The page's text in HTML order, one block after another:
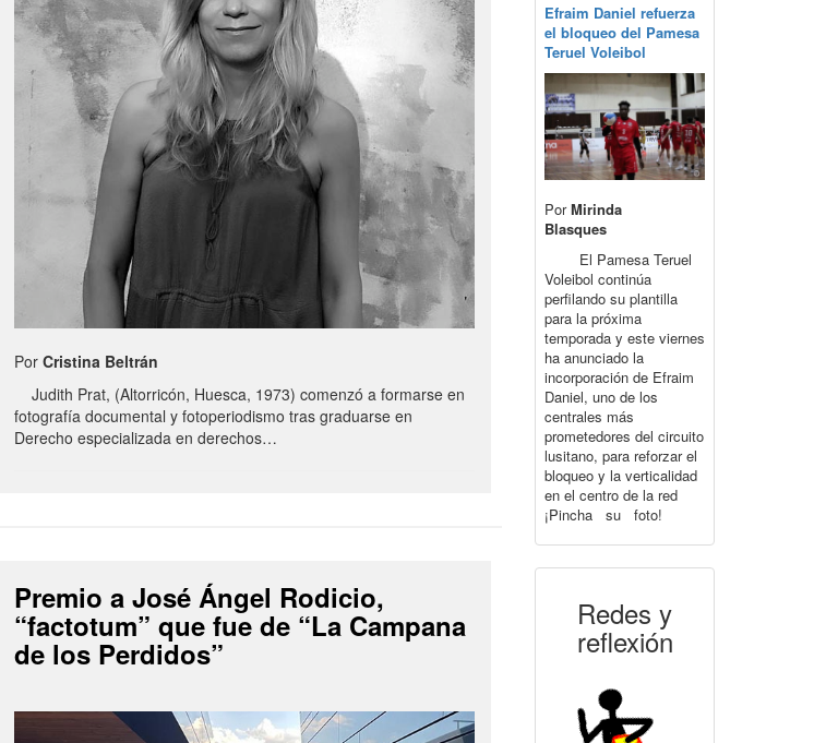
PorCristina Beltrán
Judith Prat, (Altorricón, Huesca, 1973) comenzó a formarse en
fotografía documental y fotoperiodismo tras graduarse en
Derecho especializada en derechos…
Premio a José Ángel Rodicio,
“factotum” que fue de “La Campana
de los Perdidos”
Efraim Daniel refuerza
el bloqueo del Pamesa
Teruel Voleibol
PorMirinda
Blasques
El Pamesa Teruel
Voleibol continúa
perfilando su plantilla
para la próxima
temporada y este viernes
ha anunciado la
incorporación de Efraim
Daniel, uno de los
centrales más
prometedores del circuito
lusitano, para reforzar el
bloqueo y la verticalidad
en el centro de la red
¡Pincha su foto!
Redes y
reflexión